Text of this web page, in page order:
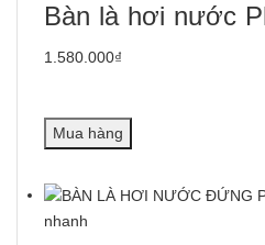
Bàn là hơi nước
1.580.000₫
Mua hàng
nhanh